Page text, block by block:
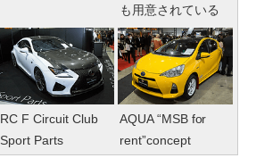
も用意されている
RC F Circuit Club
Sport Parts
AQUA “MSB for
rent”concept